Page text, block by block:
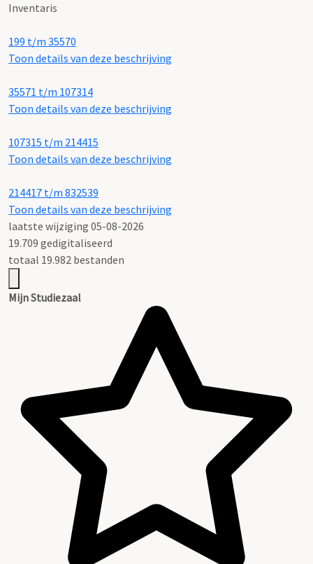
Inventaris
199 t/m 35570
Toon details van deze beschrijving
35571 t/m 107314
Toon details van deze beschrijving
107315 t/m 214415
Toon details van deze beschrijving
214417 t/m 832539
Toon details van deze beschrijving
laatste wijziging 05-08-2026
19.709 gedigitaliseerd
totaal 19.982 bestanden
Mijn Studiezaal